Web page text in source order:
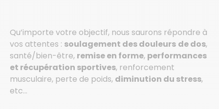
Qu’importe votre objectif, nous saurons répondre à
vos attentes : soulagement des douleurs de dos,
santé/bien-être, remise en forme, performances
et récupération sportives, renforcement
musculaire, perte de poids, diminution du stress,
etc…